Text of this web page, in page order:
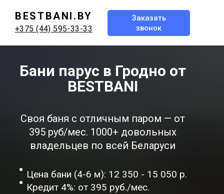
+375 (44) 595-33-33
Заказать
звонок
BESTBANI.BY
Своя баня с отличным паром — от
395 руб/мес. 1000+ довольных
владельцев по всей Беларуси
Цена бани (4-6 м): 12 350 - 15 050 р.
Кредит 4%: от 395 руб./мес.
Бани парус в Гродно от
BESTBANI